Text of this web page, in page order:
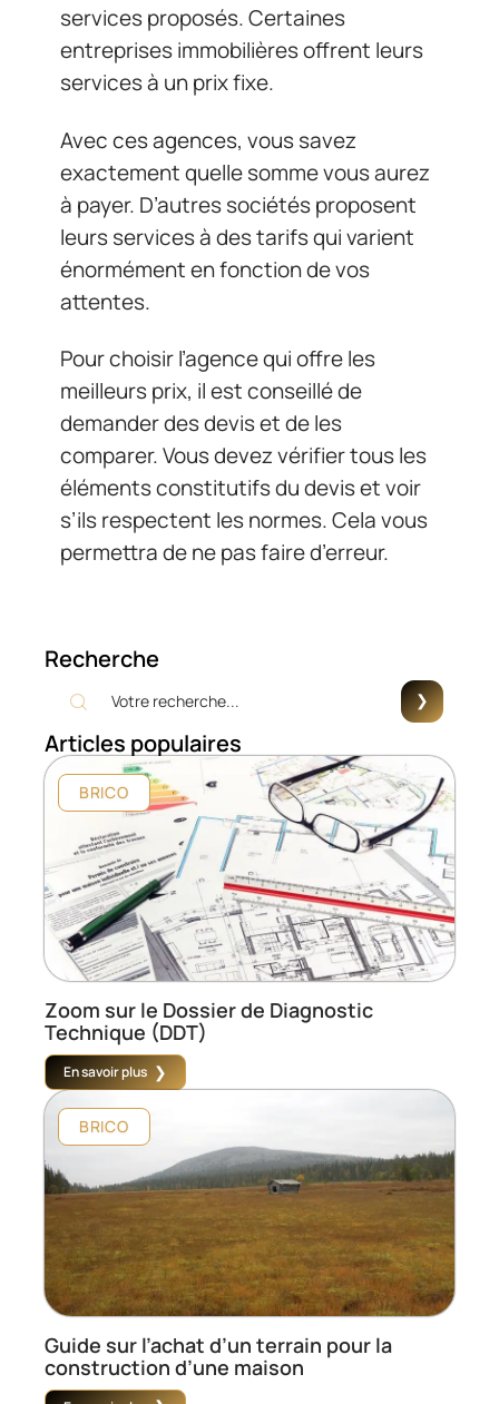
services proposés. Certaines
entreprises immobilières offrent leurs
services à un prix fixe.
Avec ces agences, vous savez
exactement quelle somme vous aurez
à payer. D’autres sociétés proposent
leurs services à des tarifs qui varient
énormément en fonction de vos
attentes.
Pour choisir l’agence qui offre les
meilleurs prix, il est conseillé de
demander des devis et de les
comparer. Vous devez vérifier tous les
éléments constitutifs du devis et voir
s’ils respectent les normes. Cela vous
permettra de ne pas faire d’erreur.
Recherche
Articles populaires
BRICO
Zoom sur le Dossier de Diagnostic
Technique (DDT)
En savoir plus
BRICO
Guide sur l’achat d’un terrain pour la
construction d’une maison